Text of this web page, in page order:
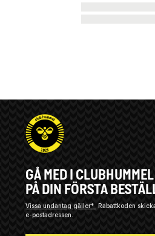
GÅ MED I
PÅ DIN FÖRSTA
Vissa undantag gäller* Rabattkoden
e-postadressen.